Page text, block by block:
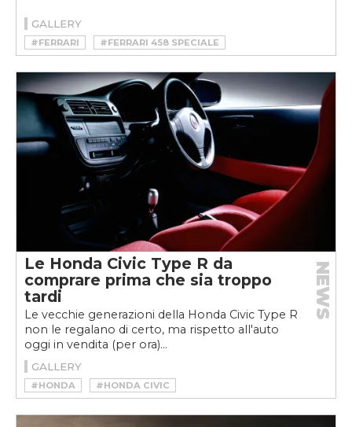
GALLERY
#FERRARI #FERRARI 458 SPECIALE
Le Honda Civic Type R da
comprare prima che sia troppo
tardi
Le vecchie generazioni della Honda Civic Type R
non le regalano di certo, ma rispetto all'auto
oggi in vendita (per ora)...
NEWS
GALLERY
#HONDA
#HONDA CIVIC
#HONDA CIVIC TYPE R